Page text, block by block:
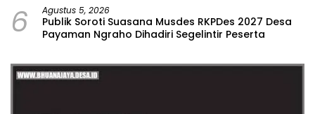
demi kepentingan
masyarakat,” ujar AKBP
Alfian. Lebih lanjut
kamtibmas yang aman
dan kondusif merupakan
6 Agustus 5, 2026
Publik Soroti Suasana Musdes RKPDes 2027 Desa
Payaman Ngraho Dihadiri Segelintir Peserta